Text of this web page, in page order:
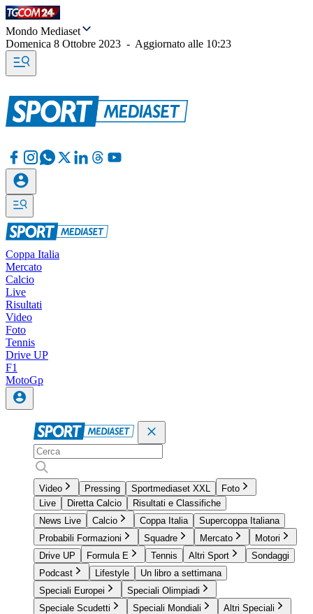
Mondo Mediaset
Domenica 8 Ottobre 2023 - Aggiornato alle 10:23
Coppa Italia
Mercato
Calcio
Live
Risultati
Video
Foto
Tennis
Drive UP
F1
MotoGp
Video Pressing Sportmediaset XXL
Foto
Live
Diretta Calcio
Risultati e Classifiche
News Live
Calcio Coppa Italia
Supercoppa Italiana
Probabili Formazioni
Squadre Mercato
Motori
Drive UP
Formula E Tennis Altri Sport
Sondaggi
Podcast
Lifestyle
Un libro a settimana
Speciali Europei
Speciali Olimpiadi
Speciale Scudetti
Speciali Mondiali Altri Speciali